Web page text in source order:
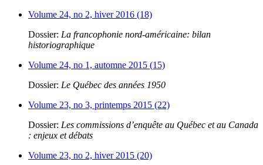
Volume 24, no 2, hiver 2016 (18)
Dossier: La francophonie nord-américaine: bilan
historiographique
Volume 24, no 1, automne 2015 (15)
Dossier: Le Québec des années 1950
Volume 23, no 3, printemps 2015 (22)
Dossier: Les commissions d’enquête au Québec et au Canada
: enjeux et débats
Volume 23, no 2, hiver 2015 (20)